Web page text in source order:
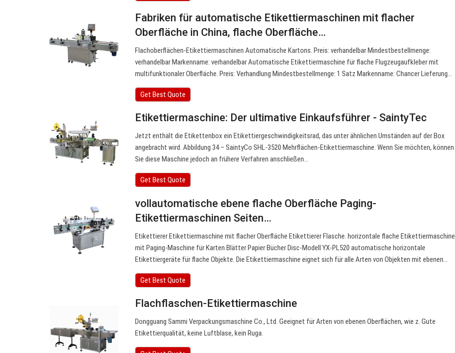
Fabriken für automatische Etikettiermaschinen mit flacher
Oberfläche in China, flache Oberfläche…
Flachoberflächen-Etikettiermaschinen Automatische Kartons. Preis: verhandelbar Mindestbestellmenge:
verhandelbar Markenname: verhandelbar Automatische Etikettiermaschine für flache Flugzeugaufkleber mit
multifunktionaler Oberfläche. Preis: Verhandlung Mindestbestellmenge: 1 Satz Markenname: Chancer Lieferung…
Get Best Quote
Etikettiermaschine: Der ultimative Einkaufsführer - SaintyTec
Jetzt enthält die Etikettenbox ein Etikettiergeschwindigkeitsrad, das unter ähnlichen Umständen auf der Box
angebracht wird. Abbildung 34 – SaintyCo SHL-3520 Mehrflächen-Etikettiermaschine. Wenn Sie möchten, können
Sie diese Maschine jedoch an frühere Verfahren anschließen…
Get Best Quote
vollautomatische ebene flache Oberfläche Paging-
Etikettiermaschinen Seiten…
Etikettierer Etikettiermaschine mit flacher Oberfläche Etikettierer Flasche. horizontale flache Etikettiermaschine
mit Paging-Maschine für Karten Blätter Papier Bücher Disc-Modell YX-PL520 automatische horizontale
Etikettiergeräte für flache Objekte. Die Etikettiermaschine eignet sich für alle Arten von Objekten mit ebenen…
Get Best Quote
Flachflaschen-Etikettiermaschine
Dongguang Sammi Verpackungsmaschine Co., Ltd. Geeignet für Arten von ebenen Oberflächen, wie z. Gute
Etikettierqualität, keine Luftblase, kein Ruga.